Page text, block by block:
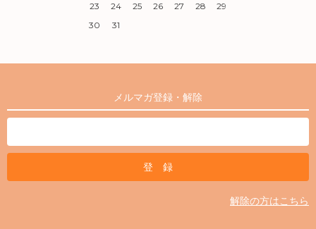
23
24 25 26 27 28
29
30
31
メルマガ登録・解除
解除の方はこちら